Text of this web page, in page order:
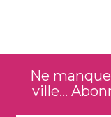
Ne
ville...